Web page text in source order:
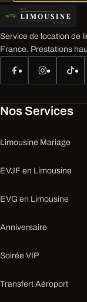
Service de location de
France. Prestations
Nos Services
Limousine Mariage
EVJF en Limousine
EVG en Limousine
Anniversaire
Soirée VIP
Transfert Aéroport